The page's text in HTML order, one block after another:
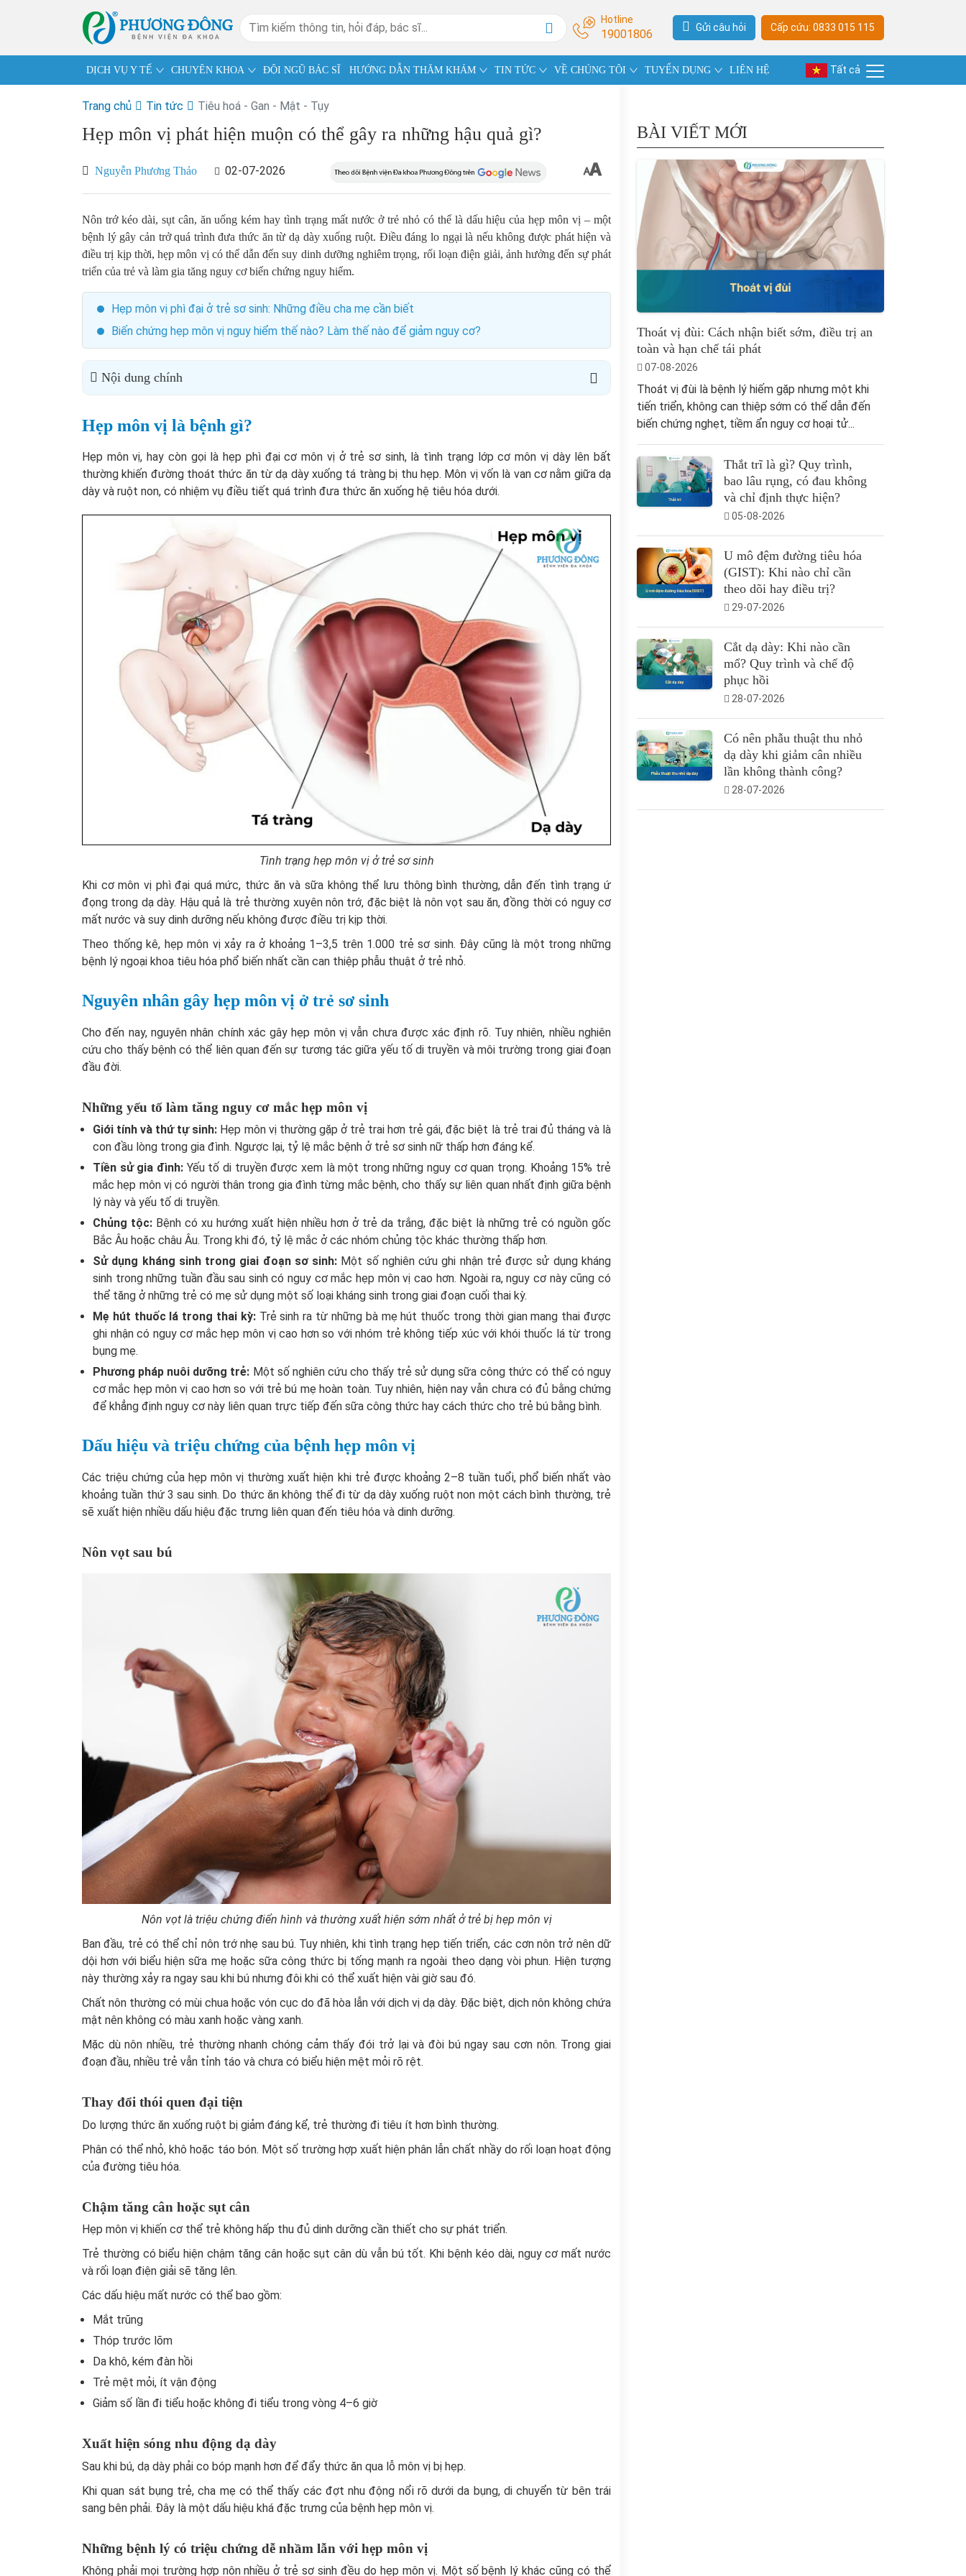
Hotline
19001806 Gửi câu hỏi Cấp cứu: 0833 015 115
DỊCH VỤ Y TẾ CHUYÊN KHOA ĐỘI NGŨ BÁC SĨ HƯỚNG DẪN THĂM KHÁM TIN TỨC VỀ CHÚNG TÔI TUYỂN DỤNG LIÊN HỆ Tất cả
Trang chủ Tin tức Tiêu hoá - Gan - Mật - Tụy
Hẹp môn vị phát hiện muộn có thể gây ra những hậu quả gì?
Nguyễn Phương Thảo 02-07-2026
Nôn trớ kéo dài, sụt cân, ăn uống kém hay tình trạng mất nước ở trẻ nhỏ có thể là dấu hiệu của hẹp môn vị – một
bệnh lý gây cản trở quá trình đưa thức ăn từ dạ dày xuống ruột. Điều đáng lo ngại là nếu không được phát hiện và
điều trị kịp thời, hẹp môn vị có thể dẫn đến suy dinh dưỡng nghiêm trọng, rối loạn điện giải, ảnh hưởng đến sự phát
triển của trẻ và làm gia tăng nguy cơ biến chứng nguy hiểm.
Hẹp môn vị phì đại ở trẻ sơ sinh: Những điều cha mẹ cần biết
Biến chứng hẹp môn vị nguy hiểm thế nào? Làm thế nào để giảm nguy cơ?
Nội dung chính
Hẹp môn vị là bệnh gì?
Hẹp môn vị, hay còn gọi là hẹp phì đại cơ môn vị ở trẻ sơ sinh, là tình trạng lớp cơ môn vị dày lên bất
thường khiến đường thoát thức ăn từ dạ dày xuống tá tràng bị thu hẹp. Môn vị vốn là van cơ nằm giữa dạ
dày và ruột non, có nhiệm vụ điều tiết quá trình đưa thức ăn xuống hệ tiêu hóa dưới.
Tình trạng hẹp môn vị ở trẻ sơ sinh
Khi cơ môn vị phì đại quá mức, thức ăn và sữa không thể lưu thông bình thường, dẫn đến tình trạng ứ
đọng trong dạ dày. Hậu quả là trẻ thường xuyên nôn trớ, đặc biệt là nôn vọt sau ăn, đồng thời có nguy cơ
mất nước và suy dinh dưỡng nếu không được điều trị kịp thời.
Theo thống kê, hẹp môn vị xảy ra ở khoảng 1–3,5 trên 1.000 trẻ sơ sinh. Đây cũng là một trong những
bệnh lý ngoại khoa tiêu hóa phổ biến nhất cần can thiệp phẫu thuật ở trẻ nhỏ.
Nguyên nhân gây hẹp môn vị ở trẻ sơ sinh
Cho đến nay, nguyên nhân chính xác gây hẹp môn vị vẫn chưa được xác định rõ. Tuy nhiên, nhiều nghiên
cứu cho thấy bệnh có thể liên quan đến sự tương tác giữa yếu tố di truyền và môi trường trong giai đoạn
đầu đời.
Những yếu tố làm tăng nguy cơ mắc hẹp môn vị
Giới tính và thứ tự sinh: Hẹp môn vị thường gặp ở trẻ trai hơn trẻ gái, đặc biệt là trẻ trai đủ tháng và là
con đầu lòng trong gia đình. Ngược lại, tỷ lệ mắc bệnh ở trẻ sơ sinh nữ thấp hơn đáng kể.
Tiền sử gia đình: Yếu tố di truyền được xem là một trong những nguy cơ quan trọng. Khoảng 15% trẻ
mắc hẹp môn vị có người thân trong gia đình từng mắc bệnh, cho thấy sự liên quan nhất định giữa bệnh
lý này và yếu tố di truyền.
Chủng tộc: Bệnh có xu hướng xuất hiện nhiều hơn ở trẻ da trắng, đặc biệt là những trẻ có nguồn gốc
Bắc Âu hoặc châu Âu. Trong khi đó, tỷ lệ mắc ở các nhóm chủng tộc khác thường thấp hơn.
Sử dụng kháng sinh trong giai đoạn sơ sinh: Một số nghiên cứu ghi nhận trẻ được sử dụng kháng
sinh trong những tuần đầu sau sinh có nguy cơ mắc hẹp môn vị cao hơn. Ngoài ra, nguy cơ này cũng có
thể tăng ở những trẻ có mẹ sử dụng một số loại kháng sinh trong giai đoạn cuối thai kỳ.
Mẹ hút thuốc lá trong thai kỳ: Trẻ sinh ra từ những bà mẹ hút thuốc trong thời gian mang thai được
ghi nhận có nguy cơ mắc hẹp môn vị cao hơn so với nhóm trẻ không tiếp xúc với khói thuốc lá từ trong
bụng mẹ.
Phương pháp nuôi dưỡng trẻ: Một số nghiên cứu cho thấy trẻ sử dụng sữa công thức có thể có nguy
cơ mắc hẹp môn vị cao hơn so với trẻ bú mẹ hoàn toàn. Tuy nhiên, hiện nay vẫn chưa có đủ bằng chứng
để khẳng định nguy cơ này liên quan trực tiếp đến sữa công thức hay cách thức cho trẻ bú bằng bình.
Dấu hiệu và triệu chứng của bệnh hẹp môn vị
Các triệu chứng của hẹp môn vị thường xuất hiện khi trẻ được khoảng 2–8 tuần tuổi, phổ biến nhất vào
khoảng tuần thứ 3 sau sinh. Do thức ăn không thể đi từ dạ dày xuống ruột non một cách bình thường, trẻ
sẽ xuất hiện nhiều dấu hiệu đặc trưng liên quan đến tiêu hóa và dinh dưỡng.
Nôn vọt sau bú
Nôn vọt là triệu chứng điển hình và thường xuất hiện sớm nhất ở trẻ bị hẹp môn vị
Ban đầu, trẻ có thể chỉ nôn trớ nhẹ sau bú. Tuy nhiên, khi tình trạng hẹp tiến triển, các cơn nôn trở nên dữ
dội hơn với biểu hiện sữa mẹ hoặc sữa công thức bị tống mạnh ra ngoài theo dạng vòi phun. Hiện tượng
này thường xảy ra ngay sau khi bú nhưng đôi khi có thể xuất hiện vài giờ sau đó.
Chất nôn thường có mùi chua hoặc vón cục do đã hòa lẫn với dịch vị dạ dày. Đặc biệt, dịch nôn không chứa
mật nên không có màu xanh hoặc vàng xanh.
Mặc dù nôn nhiều, trẻ thường nhanh chóng cảm thấy đói trở lại và đòi bú ngay sau cơn nôn. Trong giai
đoạn đầu, nhiều trẻ vẫn tỉnh táo và chưa có biểu hiện mệt mỏi rõ rệt.
Thay đổi thói quen đại tiện
Do lượng thức ăn xuống ruột bị giảm đáng kể, trẻ thường đi tiêu ít hơn bình thường.
Phân có thể nhỏ, khô hoặc táo bón. Một số trường hợp xuất hiện phân lẫn chất nhầy do rối loạn hoạt động
của đường tiêu hóa.
Chậm tăng cân hoặc sụt cân
Hẹp môn vị khiến cơ thể trẻ không hấp thu đủ dinh dưỡng cần thiết cho sự phát triển.
Trẻ thường có biểu hiện chậm tăng cân hoặc sụt cân dù vẫn bú tốt. Khi bệnh kéo dài, nguy cơ mất nước
và rối loạn điện giải sẽ tăng lên.
Các dấu hiệu mất nước có thể bao gồm:
Mắt trũng
Thóp trước lõm
Da khô, kém đàn hồi
Trẻ mệt mỏi, ít vận động
Giảm số lần đi tiểu hoặc không đi tiểu trong vòng 4–6 giờ
Xuất hiện sóng nhu động dạ dày
Sau khi bú, dạ dày phải co bóp mạnh hơn để đẩy thức ăn qua lỗ môn vị bị hẹp.
Khi quan sát bụng trẻ, cha mẹ có thể thấy các đợt nhu động nổi rõ dưới da bụng, di chuyển từ bên trái
sang bên phải. Đây là một dấu hiệu khá đặc trưng của bệnh hẹp môn vị.
Những bệnh lý có triệu chứng dễ nhầm lẫn với hẹp môn vị
Không phải mọi trường hợp nôn nhiều ở trẻ sơ sinh đều do hẹp môn vị. Một số bệnh lý khác cũng có thể
BÀI VIẾT MỚI
Thoát vị đùi: Cách nhận biết sớm, điều trị an
toàn và hạn chế tái phát
07-08-2026
Thoát vị đùi là bệnh lý hiếm gặp nhưng một khi
tiến triển, không can thiệp sớm có thể dẫn đến
biến chứng nghẹt, tiềm ẩn nguy cơ hoại tử...
Thắt trĩ là gì? Quy trình,
bao lâu rụng, có đau không
và chỉ định thực hiện?
05-08-2026
U mô đệm đường tiêu hóa
(GIST): Khi nào chỉ cần
theo dõi hay điều trị?
29-07-2026
Cắt dạ dày: Khi nào cần
mổ? Quy trình và chế độ
phục hồi
28-07-2026
Có nên phẫu thuật thu nhỏ
dạ dày khi giảm cân nhiều
lần không thành công?
28-07-2026